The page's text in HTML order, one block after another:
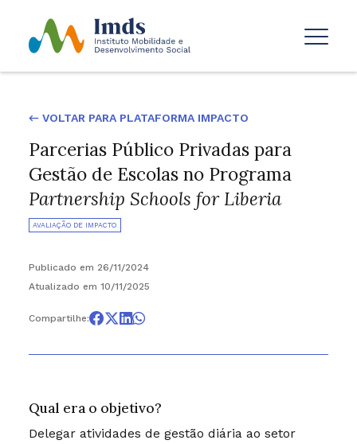
← VOLTAR PARA PLATAFORMA IMPACTO
Parcerias Público Privadas para
Gestão de Escolas no Programa
Partnership Schools for Liberia
AVALIAÇÃO DE IMPACTO
Publicado em 26/11/2024
Atualizado em 10/11/2025
Compartilhe:
Qual era o objetivo?
Delegar atividades de gestão diária ao setor